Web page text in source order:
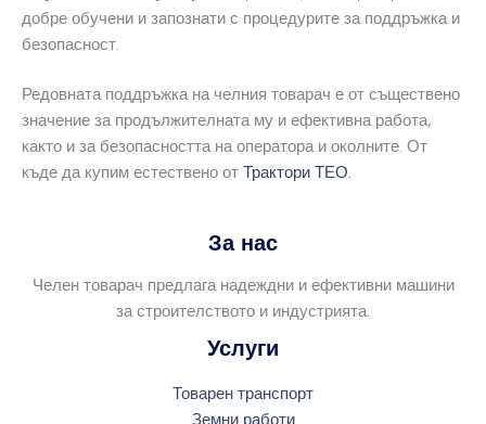
добре обучени и запознати с процедурите за поддръжка и
безопасност.
Редовната поддръжка на челния товарач е от съществено
значение за продължителната му и ефективна работа,
както и за безопасността на оператора и околните. От
къде да купим естествено от Трактори ТЕО.
За нас
Челен товарач предлага надеждни и ефективни машини
за строителството и индустрията.
Услуги
Товарен транспорт
Земни работи